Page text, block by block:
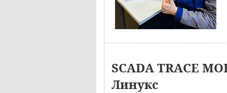
SCADA TRACE
Линукс